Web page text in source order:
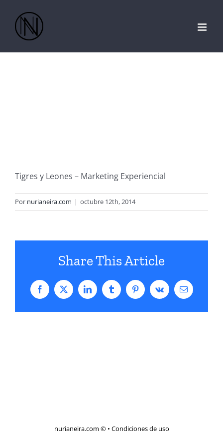
contenido
Tigres y Leones – Marketing Experiencial
Por nurianeira.com | octubre 12th, 2014
Share This Article
Facebook
X LinkedInTumblrPinterestVk
Correo
electrónico
nurianeira.com © • Condiciones de uso